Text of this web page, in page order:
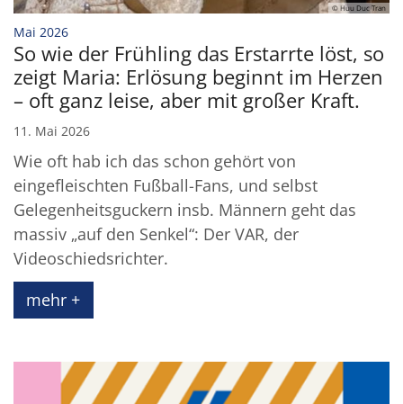
© Huu Duc Tran
Mai 2026:
So wie der Frühling das Erstarrte löst, so
zeigt Maria: Erlösung beginnt im Herzen
– oft ganz leise, aber mit großer Kraft.
11. Mai 2026
Wie oft hab ich das schon gehört von
eingefleischten Fußball-Fans, und selbst
Gelegenheitsguckern insb. Männern geht das
massiv „auf den Senkel“: Der VAR, der
Videoschiedsrichter.
mehr +